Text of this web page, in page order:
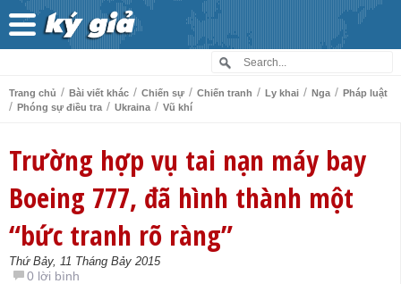
Trang chủ / Bài viết khác / Chiến sự / Chiến tranh / Ly khai / Nga / Pháp luật
/ Phóng sự điều tra / Ukraina / Vũ khí
Trường hợp vụ tai nạn máy bay
Boeing 777, đã hình thành một
“bức tranh rõ ràng”
Thứ Bảy, 11 Tháng Bảy 2015
0 lời bình